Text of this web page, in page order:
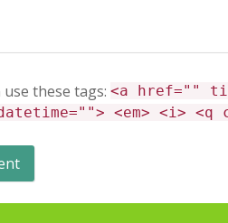
use these tags: <a href=""
<em> <i>